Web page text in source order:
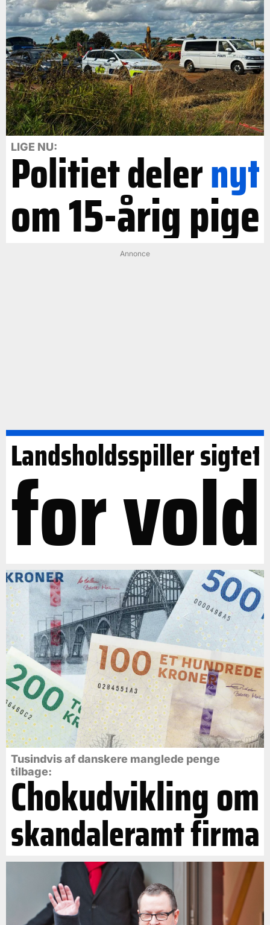
LIGE NU:
Politiet delernyt
om 15-årig pige
Annonce
Landsholdsspiller sigtet
for vold
Tusindvis af danskere manglede penge
tilbage:
Chokudvikling om
skandaleramt firma